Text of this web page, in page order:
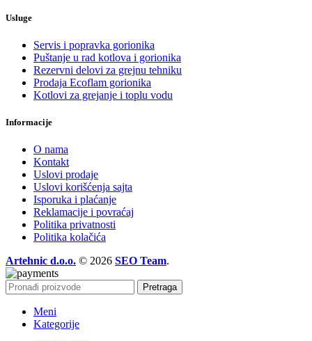
Usluge
Servis i popravka gorionika
Puštanje u rad kotlova i gorionika
Rezervni delovi za grejnu tehniku
Prodaja Ecoflam gorionika
Kotlovi za grejanje i toplu vodu
Informacije
O nama
Kontakt
Uslovi prodaje
Uslovi korišćenja sajta
Isporuka i plaćanje
Reklamacije i povraćaj
Politika privatnosti
Politika kolačića
Artehnic d.o.o. © 2026 SEO Team.
Pretraga
Meni
Kategorije